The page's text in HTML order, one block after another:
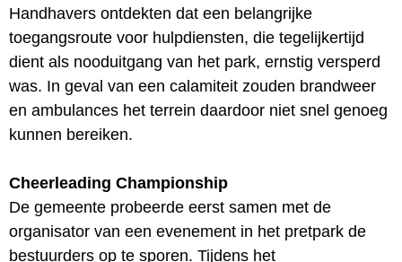
Handhavers ontdekten dat een belangrijke
toegangsroute voor hulpdiensten, die tegelijkertijd
dient als nooduitgang van het park, ernstig versperd
was. In geval van een calamiteit zouden brandweer
en ambulances het terrein daardoor niet snel genoeg
kunnen bereiken.
Cheerleading Championship
De gemeente probeerde eerst samen met de
organisator van een evenement in het pretpark de
bestuurders op te sporen. Tijdens het